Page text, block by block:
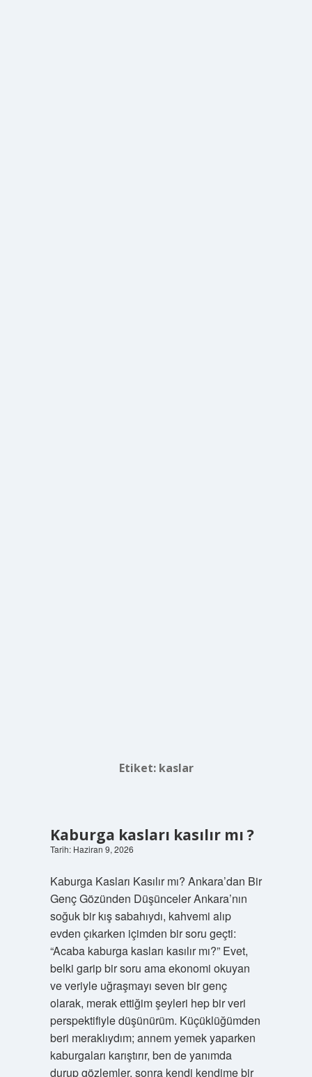
Etiket: kaslar
Kaburga kasları kasılır mı ?
Tarih: Haziran 9, 2026
Kaburga Kasları Kasılır mı? Ankara’dan Bir
Genç Gözünden Düşünceler Ankara’nın
soğuk bir kış sabahıydı, kahvemi alıp
evden çıkarken içimden bir soru geçti:
“Acaba kaburga kasları kasılır mı?” Evet,
belki garip bir soru ama ekonomi okuyan
ve veriyle uğraşmayı seven bir genç
olarak, merak ettiğim şeyleri hep bir veri
perspektifiyle düşünürüm. Küçüklüğümden
beri meraklıydım; annem yemek yaparken
kaburgaları karıştırır, ben de yanımda
durup gözlemler, sonra kendi kendime bir